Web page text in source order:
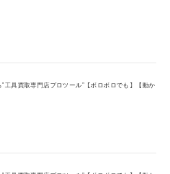
工具買取専門店プロツール”【ボロボロでも】【動か